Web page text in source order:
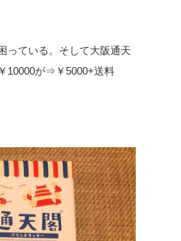
っている。そして大阪通天
10000が⇒￥5000+送料